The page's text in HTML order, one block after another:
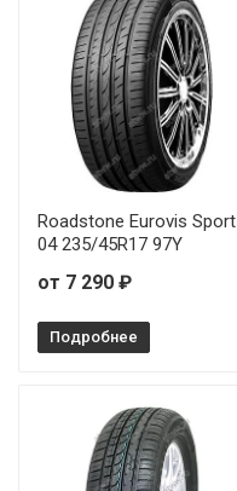
Roadstone Eurovis Sport
04 235/45R17 97Y
от 7 290 ₽
Подробнее